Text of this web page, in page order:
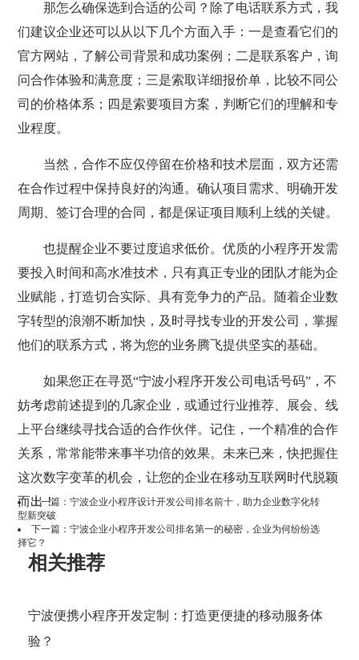
那怎么确保选到合适的公司？除了电话联系方式，我
们建议企业还可以从以下几个方面入手：一是查看它们的
官方网站，了解公司背景和成功案例；二是联系客户，询
问合作体验和满意度；三是索取详细报价单，比较不同公
司的价格体系；四是索要项目方案，判断它们的理解和专
业程度。
当然，合作不应仅停留在价格和技术层面，双方还需
在合作过程中保持良好的沟通。确认项目需求、明确开发
周期、签订合理的合同，都是保证项目顺利上线的关键。
也提醒企业不要过度追求低价。优质的小程序开发需
要投入时间和高水准技术，只有真正专业的团队才能为企
业赋能，打造切合实际、具有竞争力的产品。随着企业数
字转型的浪潮不断加快，及时寻找专业的开发公司，掌握
他们的联系方式，将为您的业务腾飞提供坚实的基础。
如果您正在寻觅“宁波小程序开发公司电话号码”，不
妨考虑前述提到的几家企业，或通过行业推荐、展会、线
上平台继续寻找合适的合作伙伴。记住，一个精准的合作
关系，常常能带来事半功倍的效果。未来已来，快把握住
这次数字变革的机会，让您的企业在移动互联网时代脱颖
而出！
上一篇：宁波企业小程序设计开发公司排名前十，助力企业数字化转
型新突破
下一篇：宁波企业小程序开发公司排名第一的秘密，企业为何纷纷选
择它？
相关推荐
宁波便携小程序开发定制：打造更便捷的移动服务体
验？